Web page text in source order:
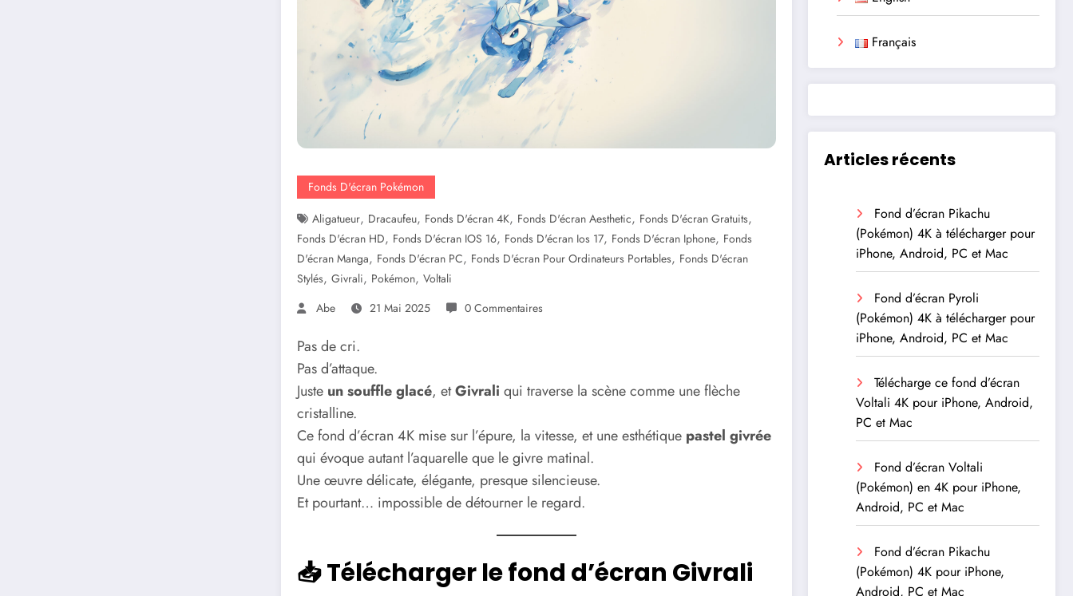
Fonds D'écran Pokémon
Aligatueur, Dracaufeu, Fonds D'écran 4K, Fonds D'écran Aesthetic, Fonds D'écran Gratuits,
Fonds D'écran HD, Fonds D'écran IOS 16, Fonds D'écran Ios 17, Fonds D'écran Iphone, Fonds
D'écran Manga, Fonds D'écran PC, Fonds D'écran Pour Ordinateurs Portables, Fonds D'écran
Stylés, Givrali, Pokémon, Voltali
Abe
21 Mai 2025 0 Commentaires
Pas de cri.
Pas d’attaque.
Juste un souffle glacé, etGivrali qui traverse la scène comme une flèche
cristalline.
Ce fond d’écran 4K mise sur l’épure, la vitesse, et une esthétique pastel givrée
qui évoque autant l’aquarelle que le givre matinal.
Une œuvre délicate, élégante, presque silencieuse.
Et pourtant… impossible de détourner le regard.
📥 Télécharger le fond d’écran Givrali
Français
Articles récents
Fond d’écran Pikachu
(Pokémon) 4K à télécharger pour
iPhone, Android, PC et Mac
Fond d’écran Pyroli
(Pokémon) 4K à télécharger pour
iPhone, Android, PC et Mac
Télécharge ce fond d’écran
Voltali 4K pour iPhone, Android,
PC et Mac
Fond d’écran Voltali
(Pokémon) en 4K pour iPhone,
Android, PC et Mac
Fond d’écran Pikachu
(Pokémon) 4K pour iPhone,
Android, PC et Mac